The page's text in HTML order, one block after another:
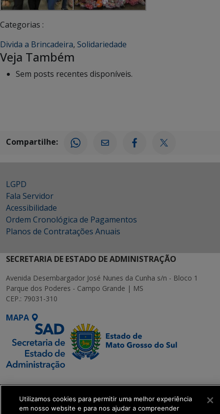
Categorias :
Divida a Brincadeira, Solidariedade
Veja Também
Sem posts recentes disponíveis.
Compartilhe:
LGPD
Fala Servidor
Acessibilidade
Ordem Cronológica de Pagamentos
Planos de Contratações Anuais
SECRETARIA DE ESTADO DE ADMINISTRAÇÃO
Avenida Desembargador José Nunes da Cunha s/n - Bloco 1
Parque dos Poderes - Campo Grande | MS
CEP.: 79031-310
MAPA
SETDIG | Secretaria-
Executiva de
Transformação Digital
Utilizamos cookies para permitir uma melhor experiência
em nosso website e para nos ajudar a compreender